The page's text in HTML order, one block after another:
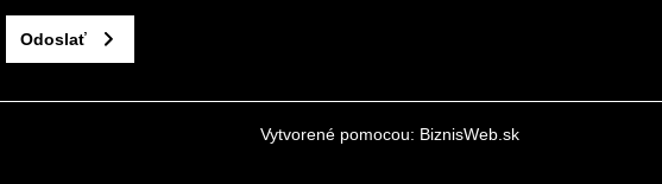
Odoslať
Vytvorené pomocou: BiznisWeb.sk